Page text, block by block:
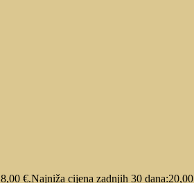
€.Najniža cijena zadnjih 30 dana:20,00